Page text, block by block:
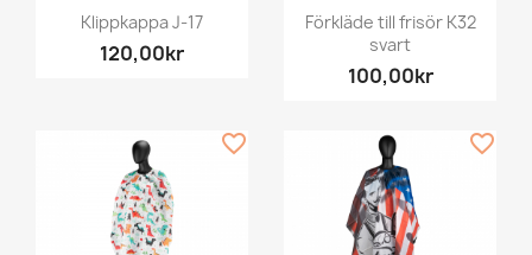
Klippkappa J-17
120,00kr
Förkläde till frisör K32
svart
100,00kr
favorite_border favorite_border